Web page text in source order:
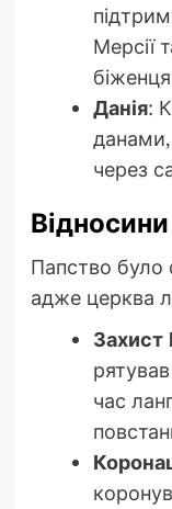
Мерсії
Данія:
данами,
через
Папство було
адже церква
Захист
час